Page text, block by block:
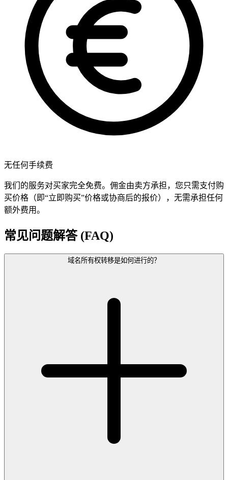
无任何手续费
我们的服务对买家完全免费。佣金由卖方承担，您只需支付购
买价格（即“立即购买”价格或协商后的报价），无需承担任何
额外费用。
常见问题解答 (FAQ)
域名所有权转移是如何进行的？